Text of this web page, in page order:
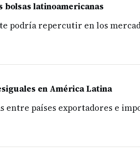
bolsas latinoamericanas
podría repercutir en los
en América Latina
países exportadores e